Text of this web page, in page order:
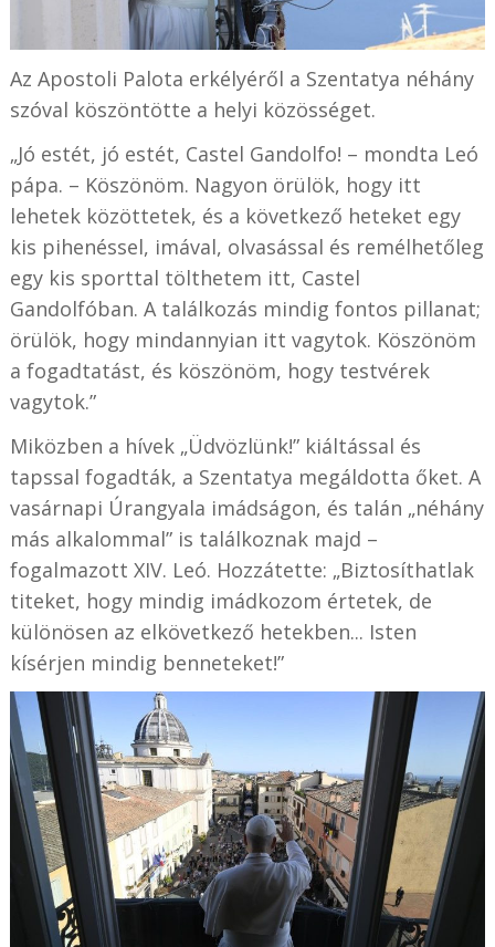
Az Apostoli Palota erkélyéről a Szentatya néhány
szóval köszöntötte a helyi közösséget.
„Jó estét, jó estét, Castel Gandolfo! – mondta Leó
pápa. – Köszönöm. Nagyon örülök, hogy itt
lehetek közöttetek, és a következő heteket egy
kis pihenéssel, imával, olvasással és remélhetőleg
egy kis sporttal tölthetem itt, Castel
Gandolfóban. A találkozás mindig fontos pillanat;
örülök, hogy mindannyian itt vagytok. Köszönöm
a fogadtatást, és köszönöm, hogy testvérek
vagytok.”
Miközben a hívek „Üdvözlünk!” kiáltással és
tapssal fogadták, a Szentatya megáldotta őket. A
vasárnapi Úrangyala imádságon, és talán „néhány
más alkalommal” is találkoznak majd –
fogalmazott XIV. Leó. Hozzátette: „Biztosíthatlak
titeket, hogy mindig imádkozom értetek, de
különösen az elkövetkező hetekben... Isten
kísérjen mindig benneteket!”